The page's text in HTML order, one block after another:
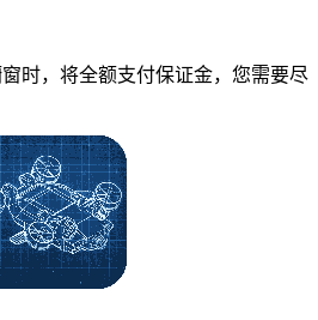
，将全额支付保证金，您需要尽